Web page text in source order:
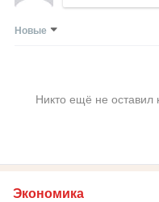
Новые
Никто ещё не оставил
Экономика